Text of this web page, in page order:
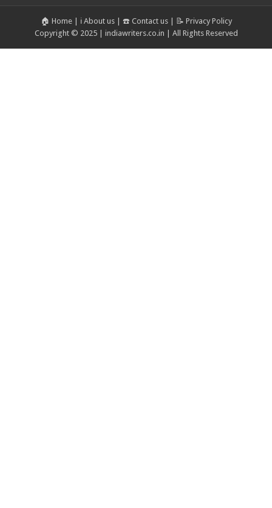
🏠 Home| ℹ️ About us| ☎️ Contact us| 📝 Privacy Policy
Copyright © 2025 | indiawriters.co.in | All Rights Reserved